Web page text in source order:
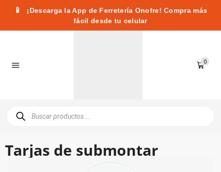
📱
¡Descarga la App de Ferretería Onofre! Compra más
fácil desde tu celular
0
Tarjas de submontar